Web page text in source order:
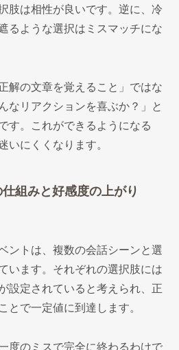
肢は相性が良いです。逆に、冷
るような選択はミスマッチにな
解の文章を覚えること」ではな
なリアクションを喜ぶか？」と
す。これができるようになる
いにくくなります。
組みと好感度の上がり
ントは、複数の会話シーンと選
います。それぞれの選択肢には
設定されていると考えられ、正
とで一定値に到達します。
度のミスで完全に終わるわけで